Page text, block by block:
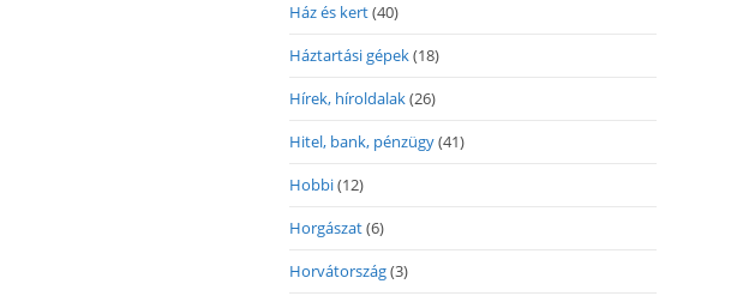
Ház és kert(40)
Háztartási gépek(18)
Hírek, híroldalak(26)
Hitel, bank, pénzügy(41)
Hobbi(12)
Horgászat(6)
Horvátország(3)